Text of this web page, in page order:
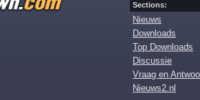
Sections:
Nieuws
Downloads
Top Downloads
Discussie
Vraag en
Nieuws2.nl